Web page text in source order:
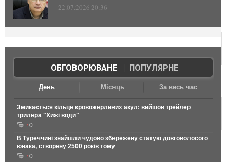
22.07.2026 20:36
ОБГОВОРЮВАНЕ| ПОПУЛЯРНЕ
День Місяць За весь час
Змикається кільце кровожерливих акул: вийшов трейлер
трилера "Хижі води"
0
В Туреччині знайшли чудово збережену статую довговолосого
юнака, створену 2500 років тому
0